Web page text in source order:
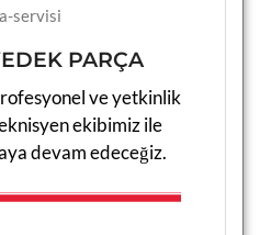
PARÇA
ve yetkinlik
ekibimiz ile
devam edeceğiz.​